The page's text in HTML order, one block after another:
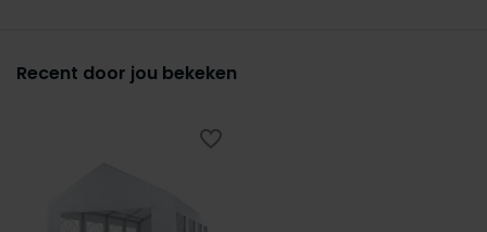
Recent door jou bekeken